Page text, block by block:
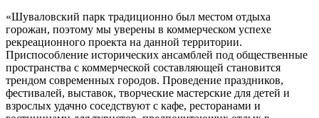
«Шуваловский парк традиционно был местом отдыха
горожан, поэтому мы уверены в коммерческом успехе
рекреационного проекта на данной территории.
Приспособление исторических ансамблей под общественные
пространства с коммерческой составляющей становится
трендом современных городов. Проведение праздников,
фестивалей, выставок, творческие мастерские для детей и
взрослых удачно соседствуют с кафе, ресторанами и